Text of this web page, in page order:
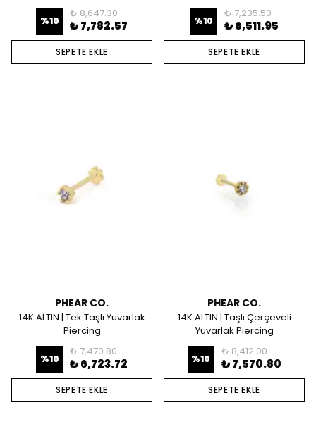
%10
₺ 8,647.30
₺ 7,782.57
SEPETE EKLE
%10
₺ 7,235.50
₺ 6,511.95
SEPETE EKLE
PHEAR CO.
14K ALTIN | Tek Taşlı Yuvarlak
Piercing
%10
₺ 7,470.80
₺ 6,723.72
SEPETE EKLE
PHEAR CO.
14K ALTIN | Taşlı Çerçeveli
Yuvarlak Piercing
%10
₺ 8,412.00
₺ 7,570.80
SEPETE EKLE